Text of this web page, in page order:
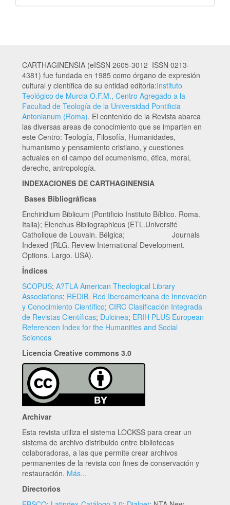
CARTHAGINENSIA (eISSN 2605-3012 ISSN 0213-
4381) fue fundada en 1985 como órgano de expresión
cultural y científica de su entidad editoria:Instituto
Teológico de Murcia O.F.M., Centro Agregado a la
Facultad de Teología de la Universidad Pontificia
Antonianum (Roma). El contenido de la Revista abarca
las diversas areas de conocimiento que se imparten en
este Centro: Teología, Filosofía, Humanidades,
humanismo y pensamiento cristiano, y cuestiones
actuales en el campo del ecumenismo, ética, moral,
derecho, antropología.
INDEXACIONES DE CARTHAGINENSIA
Bases Bibliográficas
Enchiridium Biblicum (Pontificio Instituto Bíblico. Roma.
Italia); Elenchus Bibliographicus (ETL.Université
Catholique de Louvain. Bélgica; Journals
Indexed (RLG. Review International Development.
Options. Largo. USA).
Índices
SCOPUS; A?TLA American Theological Library
Associations; REDIB. Red Iberoamericana de Innovación
y Conocimiento Científico; CIRC Clasificación Integrada
de Revistas Científicas; Dulcinea; ERIH PLUS European
Referencen Index for the Humanities and Social
Sciences
Licencia Creative commons 3.0
Archivar
Esta revista utiliza el sistema LOCKSS para crear un
sistema de archivo distribuido entre bibliotecas
colaboradoras, a las que permite crear archivos
permanentes de la revista con fines de conservación y
restauración. Más...
Directorios